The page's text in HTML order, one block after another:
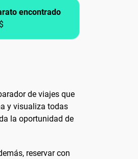
encontrado
de viajes que
y visualiza todas
la oportunidad de
reservar con